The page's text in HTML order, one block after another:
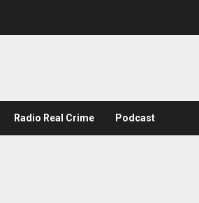
Radio Real Crime Podcast